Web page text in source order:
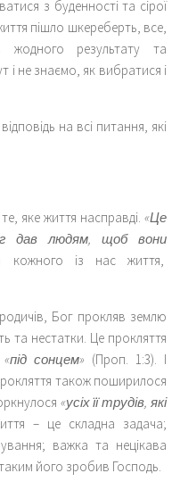
з буденності та сірої
пішло шкереберть, все,
результату та
і не знаємо, як вибратися і
на всі питання, які
яке життя насправді. «Це
дав людям, щоб вони
кожного із нас життя,
Бог прокляв землю
та нестатки. Це прокляття
«під сонцем» (Проп. 1:3). І
також поширилося
«усіх її трудів, які
– це складна задача;
важка та нецікава
його зробив Господь.